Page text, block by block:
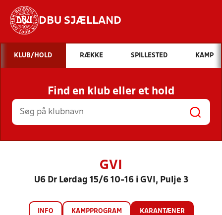
DBU SJÆLLAND
Hvad vil du søge efter?
INDHOLD OG NYHEDER
STILLINGER, RESULTATER, KLUBBER OG
HOLD
KLUB/HOLD RÆKKE SPILLESTED KAMP
Find en klub eller et hold
GVI
U6 Dr Lørdag 15/6 10-16 i GVI, Pulje 3
INFO KAMPPROGRAM KARANTÆNER